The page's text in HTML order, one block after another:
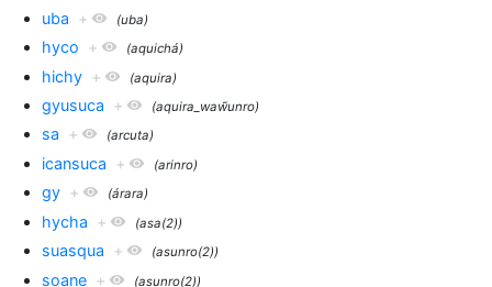
uba + (uba)
hyco + (aquichá)
hichy + (aquira)
gyusuca + (aquira_waw̃unro)
sa + (arcuta)
icansuca + (arinro)
gy + (árara)
hycha + (asa(2))
suasqua + (asunro(2))
soane + (asunro(2))